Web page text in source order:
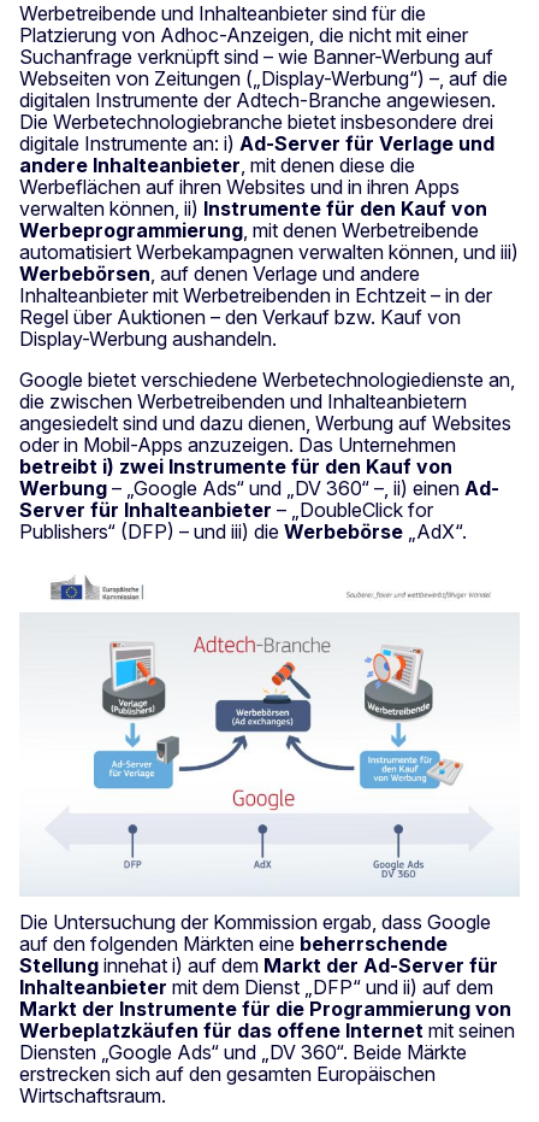
Werbetreibende und Inhalteanbieter sind für die
Platzierung von Adhoc-Anzeigen, die nicht mit einer
Suchanfrage verknüpft sind – wie Banner-Werbung auf
Webseiten von Zeitungen („Display-Werbung“) –, auf die
digitalen Instrumente der Adtech-Branche angewiesen.
Die Werbetechnologiebranche bietet insbesondere drei
digitale Instrumente an: i) Ad-Server für Verlage und
andere Inhalteanbieter, mit denen diese die
Werbeflächen auf ihren Websites und in ihren Apps
verwalten können, ii) Instrumente für den Kauf von
Werbeprogrammierung, mit denen Werbetreibende
automatisiert Werbekampagnen verwalten können, und iii)
Werbebörsen, auf denen Verlage und andere
Inhalteanbieter mit Werbetreibenden in Echtzeit – in der
Regel über Auktionen – den Verkauf bzw. Kauf von
Display-Werbung aushandeln.
Google bietet verschiedene Werbetechnologiedienste an,
die zwischen Werbetreibenden und Inhalteanbietern
angesiedelt sind und dazu dienen, Werbung auf Websites
oder in Mobil-Apps anzuzeigen. Das Unternehmen
betreibt i) zwei Instrumente für den Kauf von
Werbung – „Google Ads“ und „DV 360“ –, ii) einen Ad-
Server für Inhalteanbieter – „DoubleClick for
Publishers“ (DFP) – und iii) die Werbebörse „AdX“.
Die Untersuchung der Kommission ergab, dass Google
auf den folgenden Märkten eine beherrschende
Stellung innehat i) auf dem Markt der Ad-Server für
Inhalteanbieter mit dem Dienst „DFP“ und ii) auf dem
Markt der Instrumente für die Programmierung von
Werbeplatzkäufen für das offene Internet mit seinen
Diensten „Google Ads“ und „DV 360“. Beide Märkte
erstrecken sich auf den gesamten Europäischen
Wirtschaftsraum.